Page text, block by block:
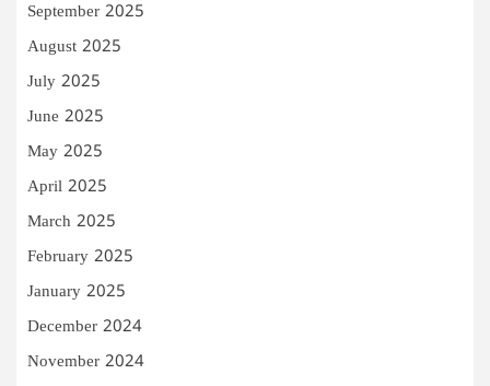
September 2025
August 2025
July 2025
June 2025
May 2025
April 2025
March 2025
February 2025
January 2025
December 2024
November 2024